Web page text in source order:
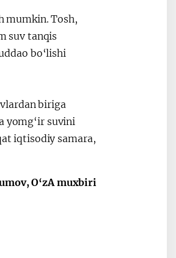
mumkin. Tosh,
suv tanqis
bo‘lishi
biriga
yomg‘ir suvini
iqtisodiy samara,
O‘zA muxbiri